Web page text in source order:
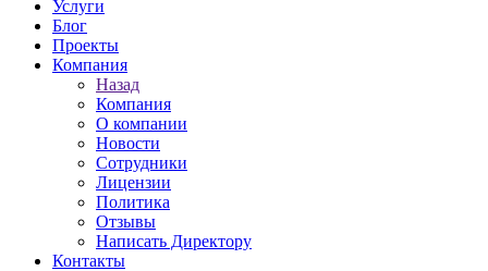
Услуги
Блог
Проекты
Компания
Назад
Компания
О компании
Новости
Сотрудники
Лицензии
Политика
Отзывы
Написать Директору
Контакты